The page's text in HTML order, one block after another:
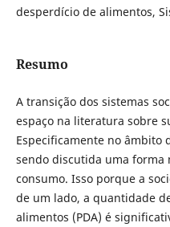
desperdício de alimentos,
Resumo
A transição dos sistemas
espaço na literatura sobre
Especificamente no âmbito
sendo discutida uma forma
consumo. Isso porque a
de um lado, a quantidade
alimentos (PDA) é